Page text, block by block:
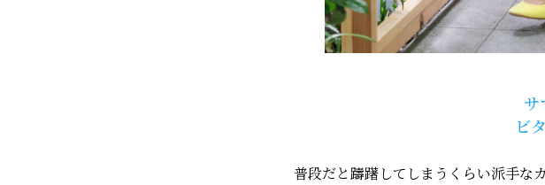
サ
ビ
普段だと躊躇してしまうくらい派手な